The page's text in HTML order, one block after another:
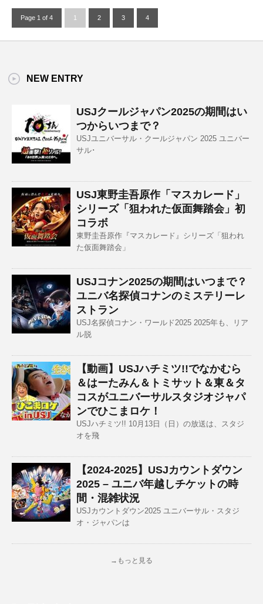
Page 1 of 4 1 2 3 4
NEW ENTRY
USJクールジャパン2025の期間はい
つからいつまで？
USJユニバーサル・クールジャパン 2025 ユニバー
サル･
USJ東野圭吾原作「マスカレード」
シリーズ「狙われた仮面舞踏会」初
コラボ
東野圭吾原作『マスカレード』シリーズ「狙われ
た仮面舞踏会」
USJコナン2025の期間はいつまで？
ユニバ名探偵コナンのミステリーレ
ストラン
USJ名探偵コナン・ワールド2025 2025年も、リア
ル脱
【動画】USJハチミツ!!でなかむら
＆はーたみん＆トミサット＆東＆タ
コスがユニバーサルスタジオジャパ
ンでひこまロケ！
USJハチミツ!! 10月13日（日）の放送は、スタジ
オを飛
【2024-2025】USJカウントダウン
2025 – ユニバ年越しチケットの時
間・混雑状況
USJカウントダウン2025 ユニバーサル・スタジ
オ・ジャパンは
→もっと見る